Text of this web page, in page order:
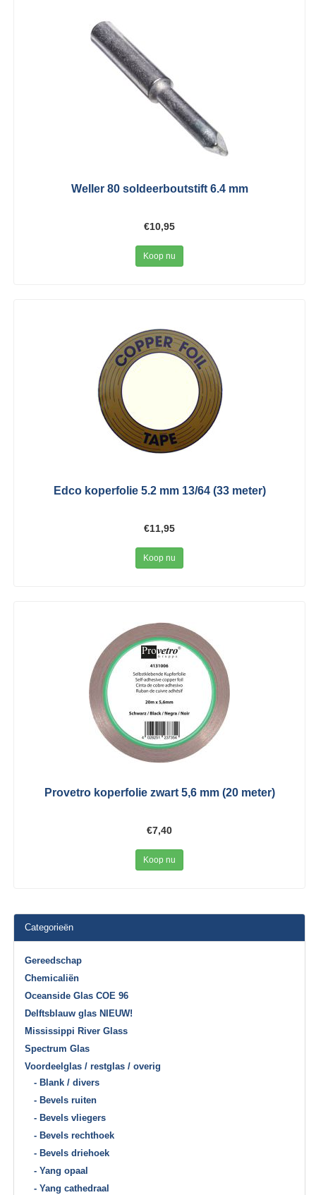
Weller 80 soldeerboutstift 6.4 mm
€10,95
Koop nu
Edco koperfolie 5.2 mm 13/64 (33 meter)
€11,95
Koop nu
Provetro koperfolie zwart 5,6 mm (20 meter)
€7,40
Koop nu
Categorieën
Gereedschap
Chemicaliën
Oceanside Glas COE 96
Delftsblauw glas NIEUW!
Mississippi River Glass
Spectrum Glas
Voordeelglas / restglas / overig
- Blank / divers
- Bevels ruiten
- Bevels vliegers
- Bevels rechthoek
- Bevels driehoek
- Yang opaal
- Yang cathedraal